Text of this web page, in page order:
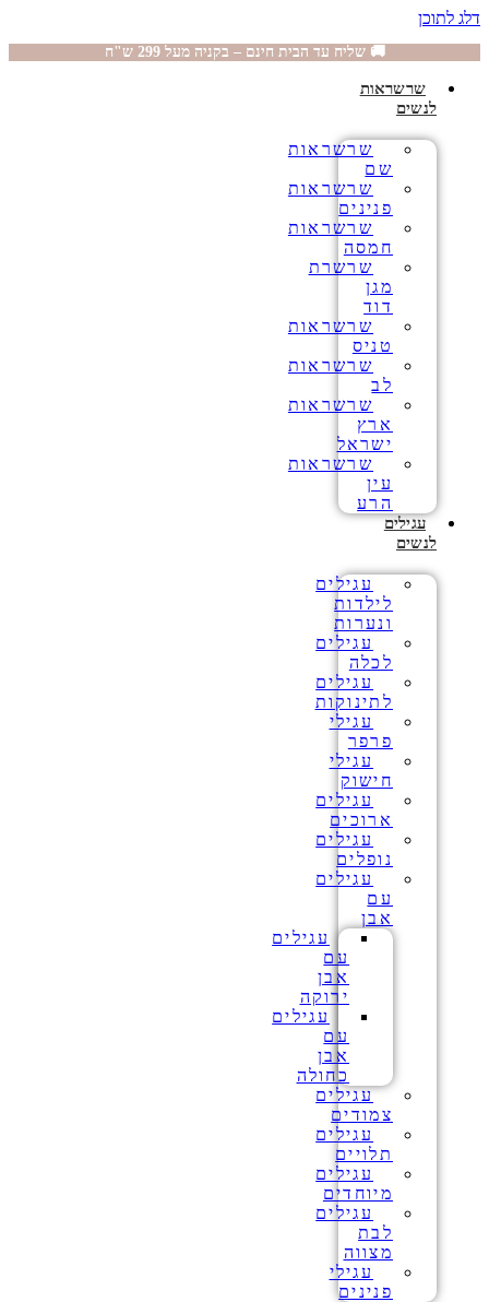
דלג לתוכן
🚚 שליח עד הבית חינם – בקניה מעל 299 ש"ח
שרשראות
לנשים
שרשראות
שם
שרשראות
פנינים
שרשראות
חמסה
שרשרת
מגן
דוד
שרשראות
טניס
שרשראות
לב
שרשראות
ארץ
ישראל
שרשראות
עין
הרע
עגילים
לנשים
עגילים
לילדות
ונערות
עגילים
לכלה
עגילים
לתינוקות
עגילי
פרפר
עגילי
חישוק
עגילים
ארוכים
עגילים
נופלים
עגילים
עם
אבן
עגילים
עם
אבן
ירוקה
עגילים
עם
אבן
כחולה
עגילים
צמודים
עגילים
תלויים
עגילים
מיוחדים
עגילים
לבת
מצווה
עגילי
פנינים